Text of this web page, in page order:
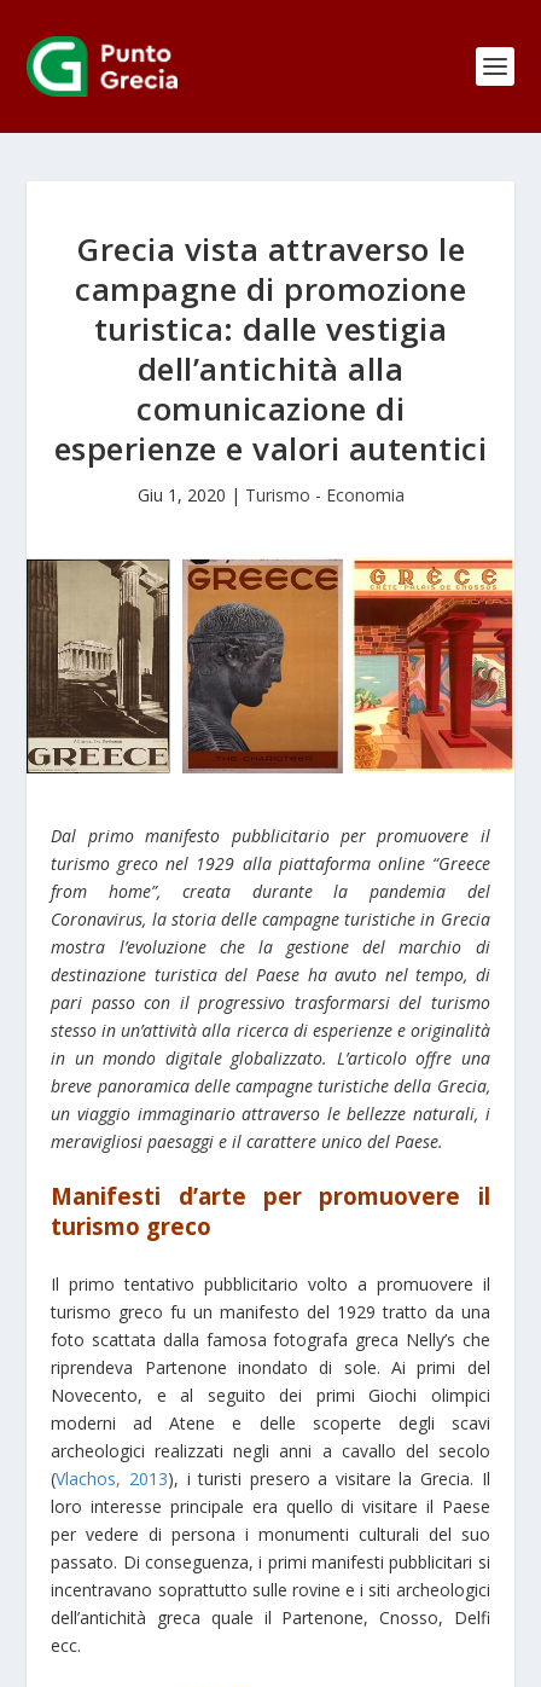
Grecia vista attraverso le
campagne di promozione
turistica: dalle vestigia
dell’antichità alla
comunicazione di
esperienze e valori autentici
Giu 1, 2020 | Turismo - Economia
Dal primo manifesto pubblicitario per promuovere il
turismo greco nel 1929 alla piattaforma online “Greece
from home”, creata durante la pandemia del
Coronavirus, la storia delle campagne turistiche in Grecia
mostra l’evoluzione che la gestione del marchio di
destinazione turistica del Paese ha avuto nel tempo, di
pari passo con il progressivo trasformarsi del turismo
stesso in un’attività alla ricerca di esperienze e originalità
in un mondo digitale globalizzato. L’articolo offre una
breve panoramica delle campagne turistiche della Grecia,
un viaggio immaginario attraverso le bellezze naturali, i
meravigliosi paesaggi e il carattere unico del Paese.
Manifesti d’arte per promuovere il
turismo greco
Il primo tentativo pubblicitario volto a promuovere il
turismo greco fu un manifesto del 1929 tratto da una
foto scattata dalla famosa fotografa greca Nelly’s che
riprendeva Partenone inondato di sole. Ai primi del
Novecento, e al seguito dei primi Giochi olimpici
moderni ad Atene e delle scoperte degli scavi
archeologici realizzati negli anni a cavallo del secolo
(Vlachos, 2013), i turisti presero a visitare la Grecia. Il
loro interesse principale era quello di visitare il Paese
per vedere di persona i monumenti culturali del suo
passato. Di conseguenza, i primi manifesti pubblicitari si
incentravano soprattutto sulle rovine e i siti archeologici
dell’antichità greca quale il Partenone, Cnosso, Delfi
ecc.